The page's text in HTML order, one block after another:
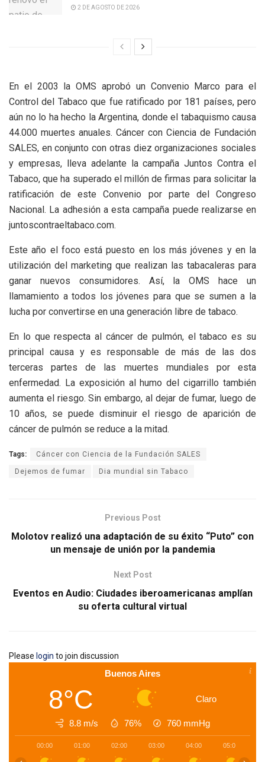
2 DE AGOSTO DE 2026
En el 2003 la OMS aprobó un Convenio Marco para el
Control del Tabaco que fue ratificado por 181 países, pero
aún no lo ha hecho la Argentina, donde el tabaquismo causa
44.000 muertes anuales. Cáncer con Ciencia de Fundación
SALES, en conjunto con otras diez organizaciones sociales
y empresas, lleva adelante la campaña Juntos Contra el
Tabaco, que ha superado el millón de firmas para solicitar la
ratificación de este Convenio por parte del Congreso
Nacional. La adhesión a esta campaña puede realizarse en
juntoscontraeltabaco.com.
Este año el foco está puesto en los más jóvenes y en la
utilización del marketing que realizan las tabacaleras para
ganar nuevos consumidores. Así, la OMS hace un
llamamiento a todos los jóvenes para que se sumen a la
lucha por convertirse en una generación libre de tabaco.
En lo que respecta al cáncer de pulmón, el tabaco es su
principal causa y es responsable de más de las dos
terceras partes de las muertes mundiales por esta
enfermedad. La exposición al humo del cigarrillo también
aumenta el riesgo. Sin embargo, al dejar de fumar, luego de
10 años, se puede disminuir el riesgo de aparición de
cáncer de pulmón se reduce a la mitad.
Tags: Cáncer con Ciencia de la Fundación SALES
Dejemos de fumar Dia mundial sin Tabaco
Previous Post
Molotov realizó una adaptación de su éxito “Puto” con
un mensaje de unión por la pandemia
Next Post
Eventos en Audio: Ciudades iberoamericanas amplían
su oferta cultural virtual
Please login to join discussion
Buenos Aires
8°C Claro
8.8 m/s 76% 760 mmHg
00:00 01:00 02:00 03:00 04:00 05:00